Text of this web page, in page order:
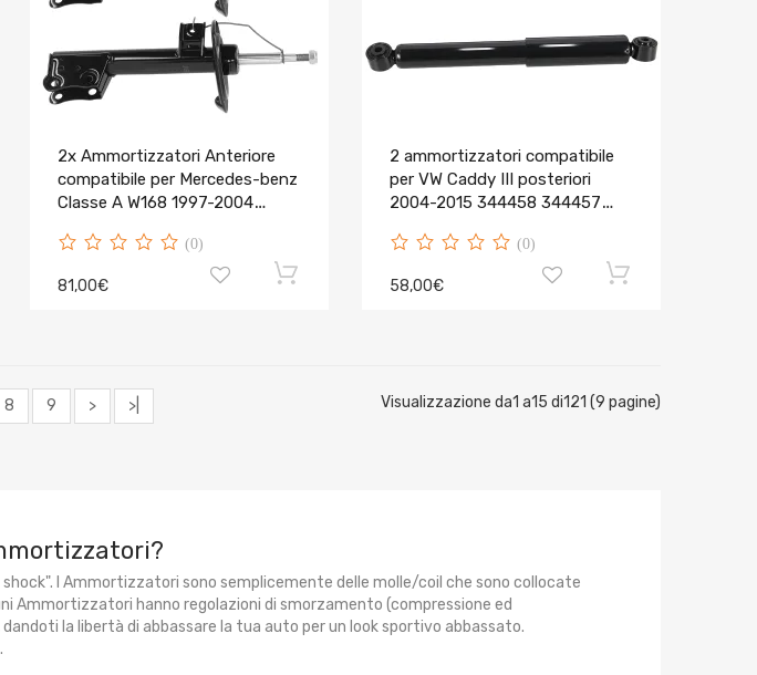
2x Ammortizzatori Anteriore
compatibile per Mercedes-benz
Classe A W168 1997-2004
(0)
81,00€
2 ammortizzatori compatibile
per VW Caddy III posteriori
2004-2015 344458 344457
(0)
58,00€
8 9 > >| Visualizzazione da1 a15 di121 (9 pagine)
I Ammortizzatori sono semplicemente delle molle/coil che sono collocate
hanno regolazioni di smorzamento (compressione ed
la libertà di abbassare la tua auto per un look sportivo abbassato.